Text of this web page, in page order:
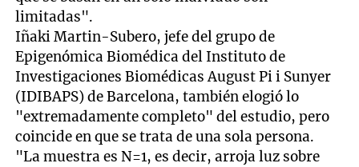
limitadas".
Iñaki Martin-Subero, jefe del grupo de
Epigenómica Biomédica del Instituto de
Investigaciones Biomédicas August Pi i Sunyer
(IDIBAPS) de Barcelona, también elogió lo
"extremadamente completo" del estudio, pero
coincide en que se trata de una sola persona.
"La muestra es N=1, es decir, arroja luz sobre